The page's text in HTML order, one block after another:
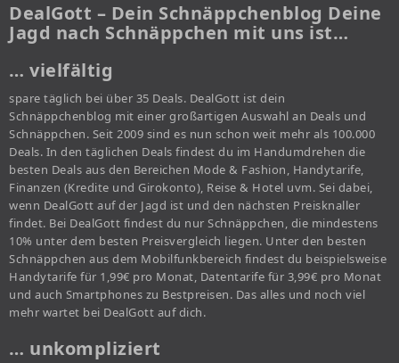
DealGott – Dein Schnäppchenblog Deine
Jagd nach Schnäppchen mit uns ist…
… vielfältig
spare täglich bei über 35 Deals. DealGott ist dein
Schnäppchenblog mit einer großartigen Auswahl an Deals und
Schnäppchen. Seit 2009 sind es nun schon weit mehr als 100.000
Deals. In den täglichen Deals findest du im Handumdrehen die
besten Deals aus den Bereichen Mode & Fashion, Handytarife,
Finanzen (Kredite und Girokonto), Reise & Hotel uvm. Sei dabei,
wenn DealGott auf der Jagd ist und den nächsten Preisknaller
findet. Bei DealGott findest du nur Schnäppchen, die mindestens
10% unter dem besten Preisvergleich liegen. Unter den besten
Schnäppchen aus dem Mobilfunkbereich findest du beispielsweise
Handytarife für 1,99€ pro Monat, Datentarife für 3,99€ pro Monat
und auch Smartphones zu Bestpreisen. Das alles und noch viel
mehr wartet bei DealGott auf dich.
… unkompliziert